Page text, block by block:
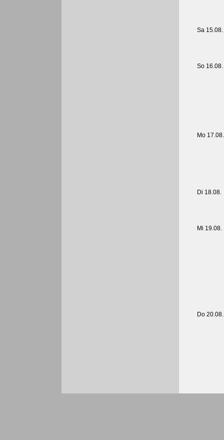
Sa 15.08.
So 16.08.
Mo 17.08.
Di 18.08.
Mi 19.08.
Do 20.08.